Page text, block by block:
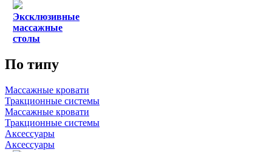
Эксклюзивные
массажные
столы
По типу
Массажные кровати
Тракционные системы
Массажные кровати
Тракционные системы
Аксессуары
Аксессуары